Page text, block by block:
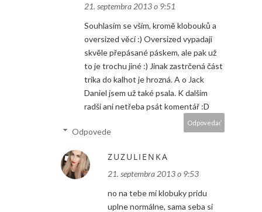
21. septembra 2013 o 9:51
Souhlasím se vším, kromě klobouků a
oversized věcí :) Oversized vypadají
skvěle přepásané páskem, ale pak už
to je trochu jiné :) Jinak zastrčená část
trika do kalhot je hrozná. A o Jack
Daniel jsem už také psala. K dalším
radši ani netřeba psát komentář :D
Odpovedať
Odpovede
ZUZULIENKA
21. septembra 2013 o 9:53
no na tebe mi klobuky pridu
uplne normálne, sama seba si